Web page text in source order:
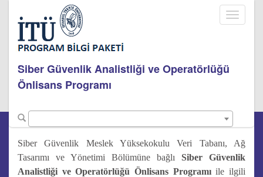
Toggle
Siber Güvenlik Analistliği ve Operatörlüğü
Önlisans Programı
Siber Güvenlik Meslek Yüksekokulu Veri Tabanı, Ağ
Tasarımı ve Yönetimi Bölümüne bağlı Siber Güvenlik
Analistliği ve Operatörlüğü Önlisans Programıile ilgili